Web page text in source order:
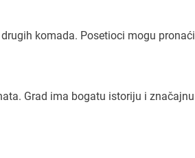
komada. Posetioci mogu pronaći
Grad ima bogatu istoriju i značajnu